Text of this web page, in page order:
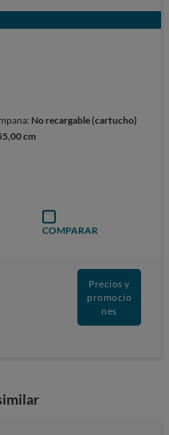
No recargable (cartucho)
cm
COMPARAR
Precios y
promocio
nes